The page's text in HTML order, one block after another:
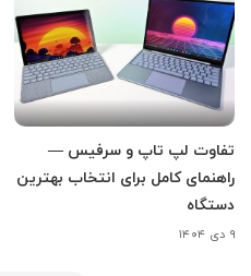
تفاوت لپ تاپ و سرفیس —
راهنمای کامل برای انتخاب بهترین
دستگاه
۹ دی ۱۴۰۴